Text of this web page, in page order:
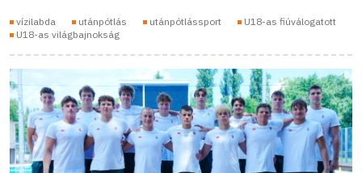
vízilabda utánpótlás utánpótlássport
U18-as fiúválogatott
U18-as világbajnokság